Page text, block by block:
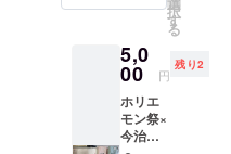
シーズン最
高記録をク
国際陸上連
盟のルール
カンボ
ダイ
ジェス
トムー
ビー
DVD
（ソ
択
す
る
5,0
00 円
残り2
ホリエ
モン祭×
今治タ